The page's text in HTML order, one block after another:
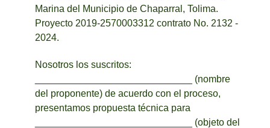
Marina del Municipio de Chaparral, Tolima.
Proyecto 2019-2570003312 contrato No. 2132 -
2024.
Nosotros los suscritos:
_____________________________ (nombre
del proponente) de acuerdo con el proceso,
presentamos propuesta técnica para
_____________________________ (objeto del